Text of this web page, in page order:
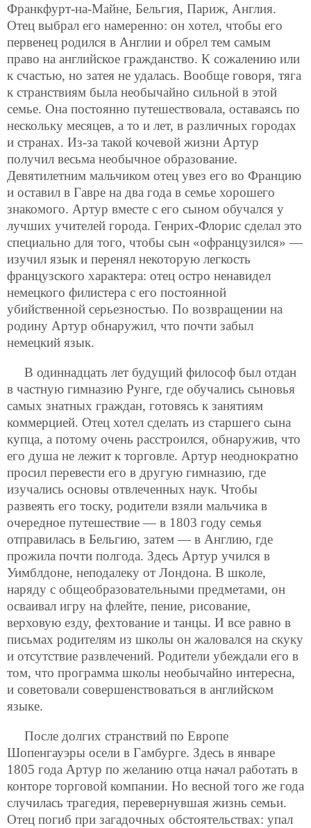
Франкфурт-на-Майне, Бельгия, Париж, Англия.
Отец выбрал его намеренно: он хотел, чтобы его
первенец родился в Англии и обрел тем самым
право на английское гражданство. К сожалению или
к счастью, но затея не удалась. Вообще говоря, тяга
к странствиям была необычайно сильной в этой
семье. Она постоянно путешествовала, оставаясь по
нескольку месяцев, а то и лет, в различных городах
и странах. Из-за такой кочевой жизни Артур
получил весьма необычное образование.
Девятилетним мальчиком отец увез его во Францию
и оставил в Гавре на два года в семье хорошего
знакомого. Артур вместе с его сыном обучался у
лучших учителей города. Генрих-Флорис сделал это
специально для того, чтобы сын «офранцузился» —
изучил язык и перенял некоторую легкость
французского характера: отец остро ненавидел
немецкого филистера с его постоянной
убийственной серьезностью. По возвращении на
родину Артур обнаружил, что почти забыл
немецкий язык.
В одиннадцать лет будущий философ был отдан
в частную гимназию Рунге, где обучались сыновья
самых знатных граждан, готовясь к занятиям
коммерцией. Отец хотел сделать из старшего сына
купца, а потому очень расстроился, обнаружив, что
его душа не лежит к торговле. Артур неоднократно
просил перевести его в другую гимназию, где
изучались основы отвлеченных наук. Чтобы
развеять его тоску, родители взяли мальчика в
очередное путешествие — в 1803 году семья
отправилась в Бельгию, затем — в Англию, где
прожила почти полгода. Здесь Артур учился в
Уимблдоне, неподалеку от Лондона. В школе,
наряду с общеобразовательными предметами, он
осваивал игру на флейте, пение, рисование,
верховую езду, фехтование и танцы. И все равно в
письмах родителям из школы он жаловался на скуку
и отсутствие развлечений. Родители убеждали его в
том, что программа школы необычайно интересна,
и советовали совершенствоваться в английском
языке.
После долгих странствий по Европе
Шопенгауэры осели в Гамбурге. Здесь в январе
1805 года Артур по желанию отца начал работать в
конторе торговой компании. Но весной того же года
случилась трагедия, перевернувшая жизнь семьи.
Отец погиб при загадочных обстоятельствах: упал